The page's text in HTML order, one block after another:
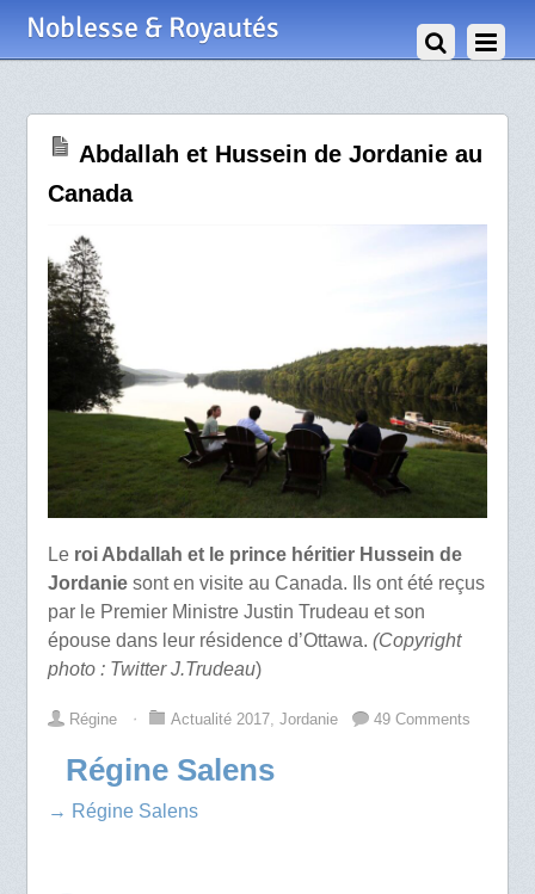
Noblesse & Royautés
Abdallah et Hussein de Jordanie au
Canada
Leroi Abdallah et le prince héritier Hussein de
Jordaniesont en visite au Canada. Ils ont été reçus
par le Premier Ministre Justin Trudeau et son
épouse dans leur résidence d’Ottawa. (Copyright
photo : Twitter J.Trudeau)
Régine ⋅ Actualité 2017, Jordanie 49 Comments
Régine Salens
→ Régine Salens